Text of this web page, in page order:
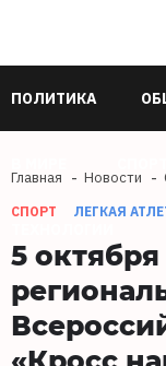
ПОЛИТИКА
Главная Новости
СПОРТ ЛЕГКАЯ
5